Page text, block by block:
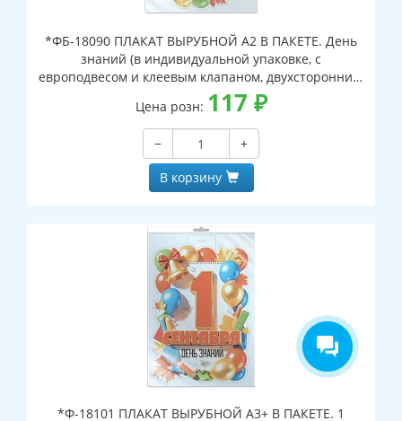
*ФБ-18090 ПЛАКАТ ВЫРУБНОЙ А2 В ПАКЕТЕ. День
знаний (в индивидуальной упаковке, с
европодвесом и клеевым клапаном, двухсторонний,
ВД-лак)
Цена розн: 117 ₽
−
+
В корзину
*Ф-18101 ПЛАКАТ ВЫРУБНОЙ А3+ В ПАКЕТЕ. 1